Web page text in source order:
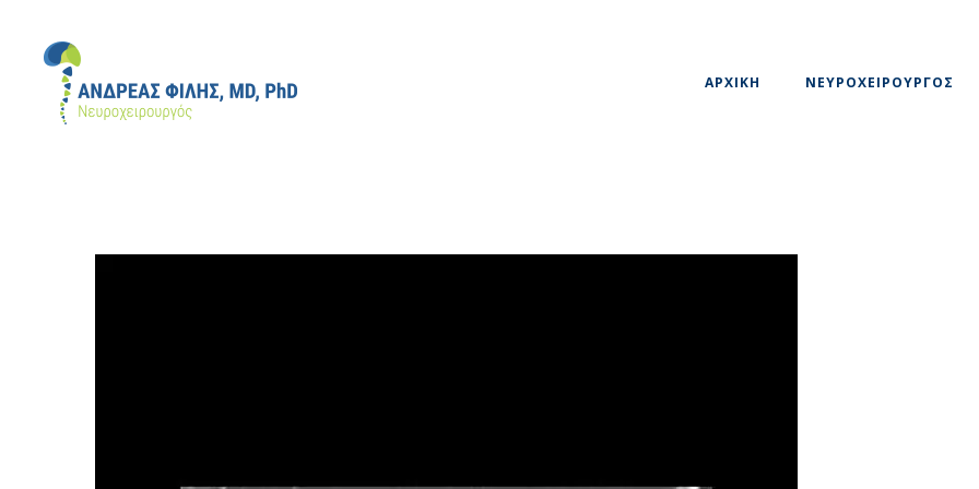
ΑΡΧΙΚΗ ΝΕΥΡΟΧΕΙΡΟΥΡΓΟΣ